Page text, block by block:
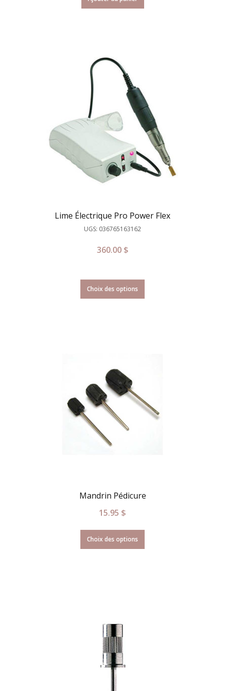
Lime Électrique Pro Power Flex
UGS: 036765163162
360.00 $
Choix des options
Mandrin Pédicure
15.95 $
Choix des options